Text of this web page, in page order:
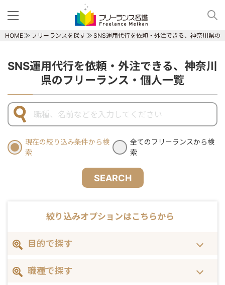
HOME フリーランスを探す SNS運用代行を依頼・外注できる、神奈川県の
SNS運用代行を依頼・外注できる、神奈川
県のフリーランス・個人一覧
現在の絞り込み条件から検
索
全てのフリーランスから検
索
SEARCH
絞り込みオプションはこちらから
目的で探す
職種で探す